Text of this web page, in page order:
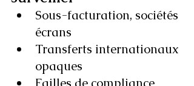
Sous-facturation, sociétés
écrans
Transferts internationaux
opaques